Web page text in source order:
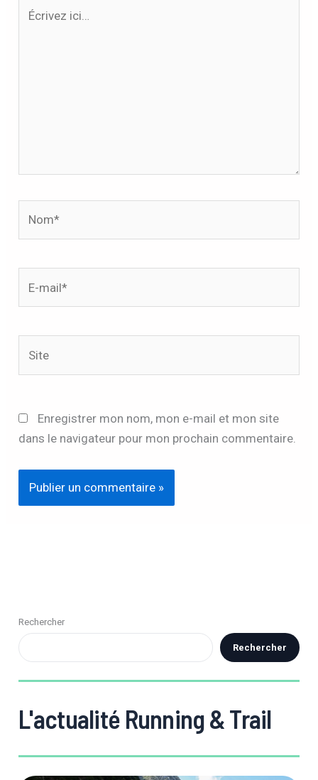
mail*
Enregistrer mon nom, mon e-mail et mon site
dans le navigateur pour mon prochain commentaire.
Rechercher
Rechercher
L'actualité Running & Trail